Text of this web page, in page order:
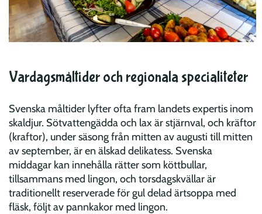
Vardagsmåltider och regionala specialiteter
Svenska måltider lyfter ofta fram landets expertis inom
skaldjur. Sötvattengädda och lax är stjärnval, och kräftor
(kraftor), under säsong från mitten av augusti till mitten
av september, är en älskad delikatess. Svenska
middagar kan innehålla rätter som köttbullar,
tillsammans med lingon, och torsdagskvällar är
traditionellt reserverade för gul delad ärtsoppa med
fläsk, följt av pannkakor med lingon.